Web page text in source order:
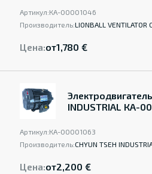
Артикул:КА-00001046
Производитель:LIONBALL VENTILATOR
Цена:от1,780 €
INDUSTRIAL КА-
Артикул:КА-00001063
Производитель:CHYUN TSEH
Цена:от2,200 €